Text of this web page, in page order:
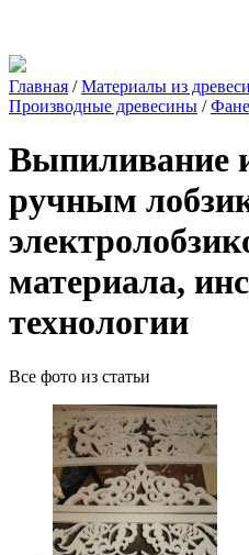
Главная /Материалы из
Производные древесины /
Выпиливание
ручным
материала,
технологии
Все фото из статьи